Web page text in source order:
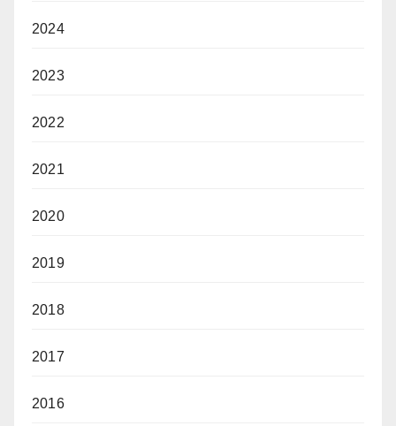
2024
2023
2022
2021
2020
2019
2018
2017
2016